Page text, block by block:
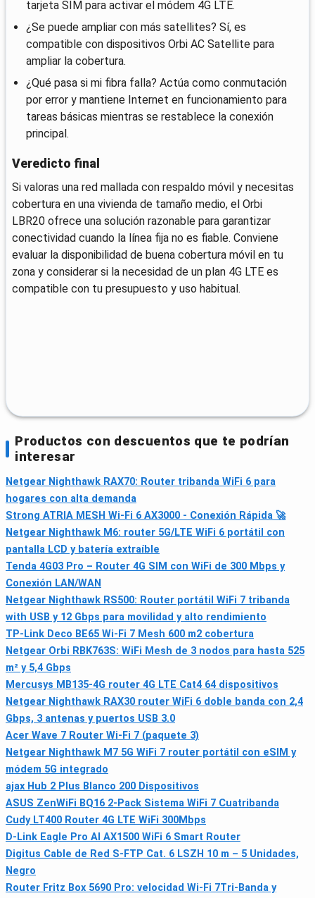
tarjeta SIM para activar el módem 4G LTE.
¿Se puede ampliar con más satellites? Sí, es
compatible con dispositivos Orbi AC Satellite para
ampliar la cobertura.
¿Qué pasa si mi fibra falla? Actúa como conmutación
por error y mantiene Internet en funcionamiento para
tareas básicas mientras se restablece la conexión
principal.
Veredicto final
Si valoras una red mallada con respaldo móvil y necesitas
cobertura en una vivienda de tamaño medio, el Orbi
LBR20 ofrece una solución razonable para garantizar
conectividad cuando la línea fija no es fiable. Conviene
evaluar la disponibilidad de buena cobertura móvil en tu
zona y considerar si la necesidad de un plan 4G LTE es
compatible con tu presupuesto y uso habitual.
Productos con descuentos que te podrían
interesar
Netgear Nighthawk RAX70: Router tribanda WiFi 6 para
hogares con alta demanda
Strong ATRIA MESH Wi-Fi 6 AX3000 - Conexión Rápida 🚀
Netgear Nighthawk M6: router 5G/LTE WiFi 6 portátil con
pantalla LCD y batería extraíble
Tenda 4G03 Pro – Router 4G SIM con WiFi de 300 Mbps y
Conexión LAN/WAN
Netgear Nighthawk RS500: Router portátil WiFi 7 tribanda
with USB y 12 Gbps para movilidad y alto rendimiento
TP-Link Deco BE65 Wi-Fi 7 Mesh 600 m2 cobertura
Netgear Orbi RBK763S: WiFi Mesh de 3 nodos para hasta 525
m² y 5,4 Gbps
Mercusys MB135-4G router 4G LTE Cat4 64 dispositivos
Netgear Nighthawk RAX30 router WiFi 6 doble banda con 2,4
Gbps, 3 antenas y puertos USB 3.0
Acer Wave 7 Router Wi‑Fi 7 (paquete 3)
Netgear Nighthawk M7 5G WiFi 7 router portátil con eSIM y
módem 5G integrado
ajax Hub 2 Plus Blanco 200 Dispositivos
ASUS ZenWiFi BQ16 2-Pack Sistema WiFi 7 Cuatribanda
Cudy LT400 Router 4G LTE WiFi 300Mbps
D-Link Eagle Pro AI AX1500 WiFi 6 Smart Router
Digitus Cable de Red S-FTP Cat. 6 LSZH 10 m – 5 Unidades,
Negro
Router Fritz Box 5690 Pro: velocidad Wi‑Fi 7Tri‑Banda y